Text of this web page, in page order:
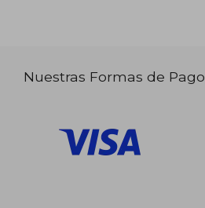
Nuestras Formas de Pago